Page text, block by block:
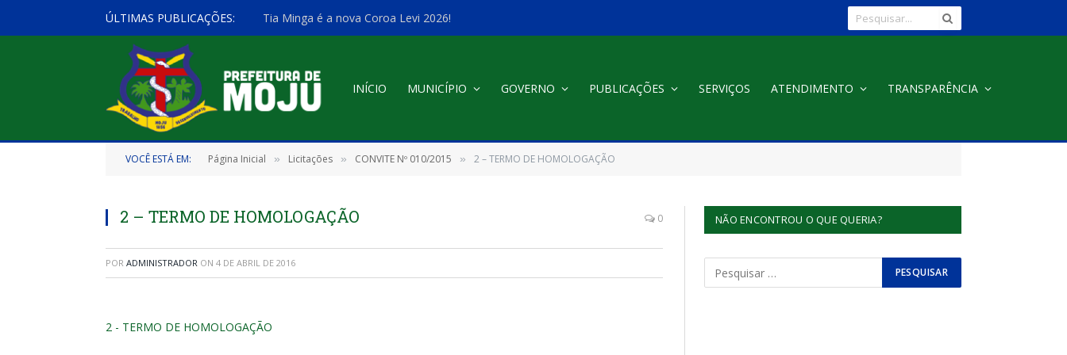
ÚLTIMAS PUBLICAÇÕES: Tia Minga é a nova Coroa Levi 2026!
INÍCIO MUNICÍPIO GOVERNO PUBLICAÇÕES SERVIÇOS ATENDIMENTO TRANSPARÊNCIA
VOCÊ ESTÁ EM: Página Inicial » Licitações » CONVITE Nº 010/2015 » 2 – TERMO DE HOMOLOGAÇÃO
2 – TERMO DE HOMOLOGAÇÃO 0
POR ADMINISTRADOR ON 4 DE ABRIL DE 2016
2 - TERMO DE HOMOLOGAÇÃO
NÃO ENCONTROU O QUE QUERIA?